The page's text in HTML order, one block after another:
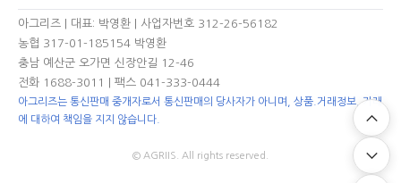
아그리즈 | 대표: 박영환 | 사업자번호 312-26-56182
농협 317-01-185154 박영환
충남 예산군 오가면 신장안길 12-46
전화 1688-3011
| 팩스 041-333-0444
아그리즈는 통신판매 중개자로서 통신판매의 당사자가 아니며, 상품.거래정보, 거래
에 대하여 책임을 지지 않습니다.
© AGRIIS. All rights reserved.